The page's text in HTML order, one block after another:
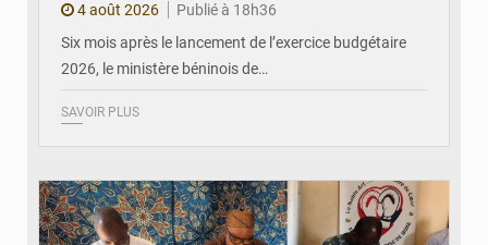
4 août 2026
Publié à 18h36
Six mois après le lancement de l’exercice budgétaire
2026, le ministère béninois de…
SAVOIR PLUS